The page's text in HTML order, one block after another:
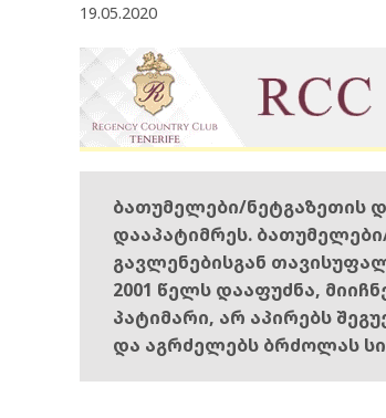
19.05.2020
ბათუმელები/ნეტგაზეთის
დააპატიმრეს.
გავლენებისგან
2001 წელს დააფუძნა,
პატიმარი, არ აპირებს
და აგრძელებს ბრძოლას